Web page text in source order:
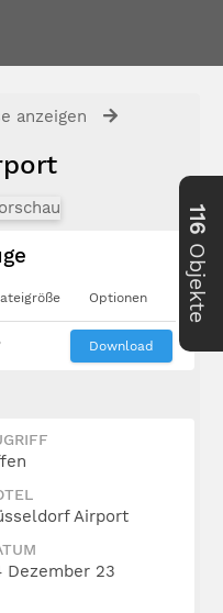
anzeigen
Optionen
Download
Airport
Dezember 23
116
Objekte